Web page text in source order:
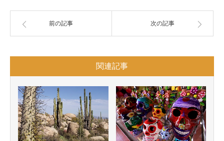
前の記事 次の記事
関連記事